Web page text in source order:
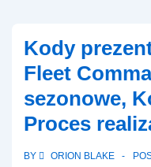
Fleet
Command:
Aktywne
promocje,
Kody
Fleet
sezonowe,
Proces
BY ORION BLAKE